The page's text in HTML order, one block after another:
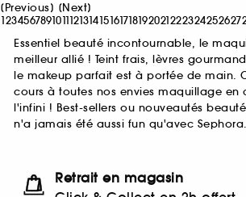
[Previous] [Next]
123456789101112131415161718192021222324252627
Essentiel beauté incontournable, le
meilleur allié ! Teint frais, lèvres
le makeup parfait est à portée de main.
cours à toutes nos envies maquillage en
l'infini ! Best-sellers ou nouveautés
n'a jamais été aussi fun qu'avec Sephora.
Retrait en magasin